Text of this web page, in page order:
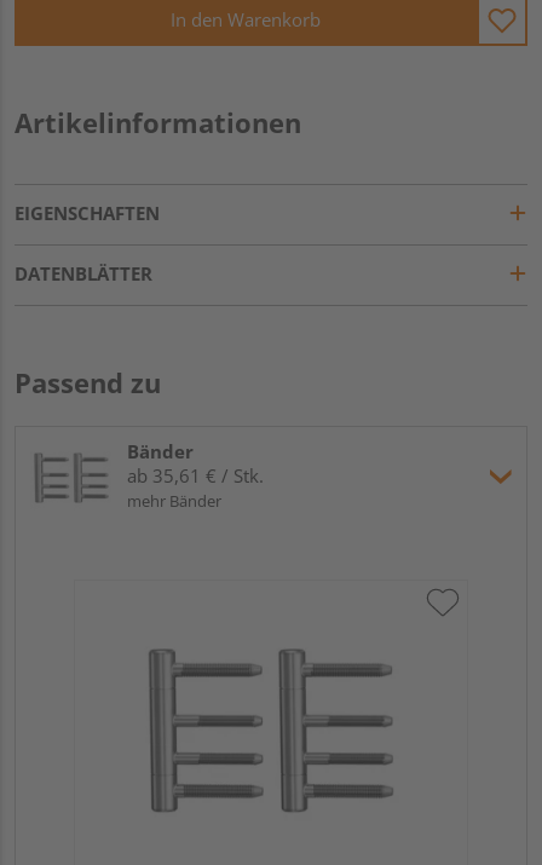
In den Warenkorb
Artikelinformationen
EIGENSCHAFTEN
DATENBLÄTTER
Passend zu
Bänder
ab 35,61 € / Stk.
mehr Bänder